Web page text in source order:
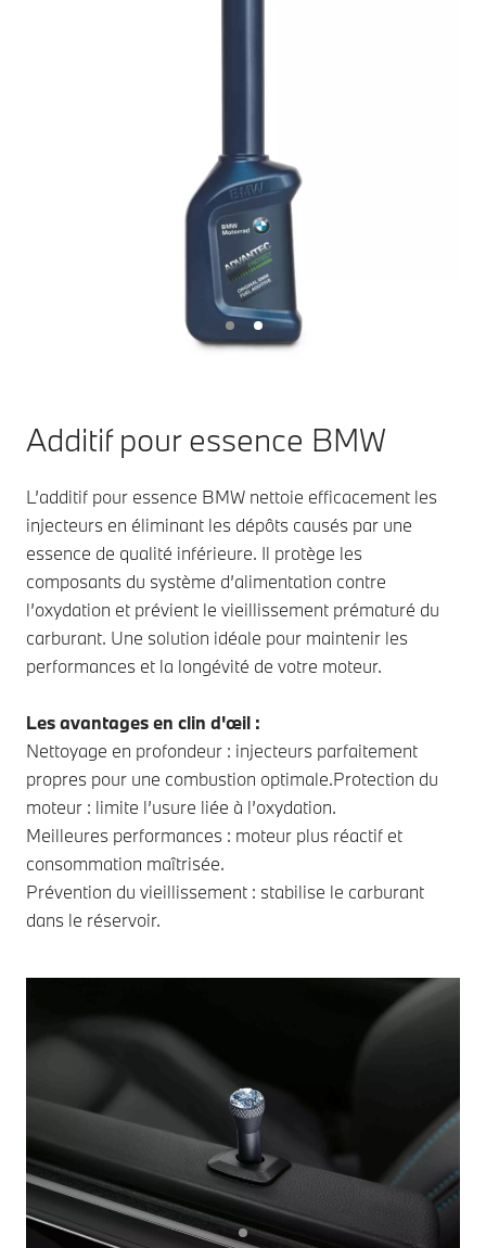
Additif pour essence BMW
L’additif pour essence BMW nettoie efficacement les
injecteurs en éliminant les dépôts causés par une
essence de qualité inférieure. Il protège les
composants du système d’alimentation contre
l’oxydation et prévient le vieillissement prématuré du
carburant. Une solution idéale pour maintenir les
performances et la longévité de votre moteur.
Les avantages en clin d'œil :
Nettoyage en profondeur : injecteurs parfaitement
propres pour une combustion optimale.Protection du
moteur : limite l’usure liée à l’oxydation.
Meilleures performances : moteur plus réactif et
consommation maîtrisée.
Prévention du vieillissement : stabilise le carburant
dans le réservoir.